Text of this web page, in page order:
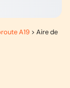
A19 > Aire de